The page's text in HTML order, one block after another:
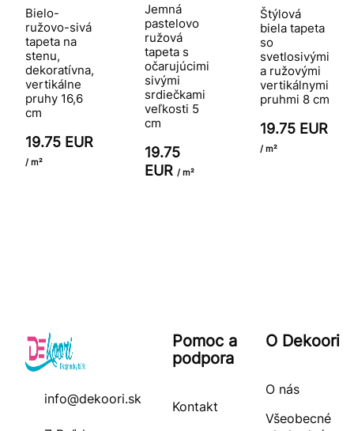
Bielo-
ružovo-sivá
tapeta na
stenu,
dekoratívna,
vertikálne
pruhy 16,6
cm
19.75 EUR
/ m²
Jemná
pastelovo
ružová
tapeta s
očarujúcimi
sivými
srdiečkami
veľkosti 5
cm
19.75
EUR / m²
Štýlová
biela tapeta
so
svetlosivými
a ružovými
vertikálnymi
pruhmi 8 cm
19.75 EUR
/ m²
info@dekoori.sk
Pomoc a
podpora
Kontakt
O Dekoori
O nás
Všeobecné